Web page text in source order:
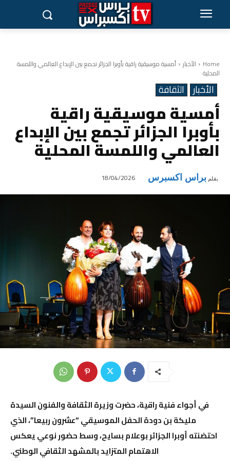
Home الأخبار أمسية موسيقية راقية بأوبرا الجزائر تجمع بين الإبداع العالمي واللمسة
المحلية
الأخبار الثقافة
أمسية موسيقية راقية
بأوبرا الجزائر تجمع بين الإبداع
العالمي واللمسة المحلية
بقلم براس اكسبرس 18/04/2026
في أجواء فنية راقية، حضرت وزيرة الثقافة والفنون السيدة
مليكة بن دودةالحفل الموسيقي “عشرون ربيعا”، الذي
احتضنتهأوبرا الجزائر بوعلام بسايح، وسط حضور نوعي يعكس
الاهتمام المتزايد بالمشهد الثقافي الوطني.